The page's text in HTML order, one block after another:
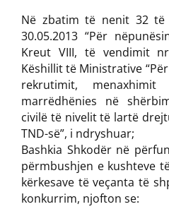
Në zbatim të nenit 32 të
30.05.2013 “Për
Kreut VIII, të vendimit
Këshillit të Ministrative
rekrutimit,
marrëdhënies në
civilë të nivelit të lartë
TND-së”, i ndryshuar;
Bashkia Shkodër në
përmbushjen e kushteve
kërkesave të veçanta të
konkurrim, njofton se: